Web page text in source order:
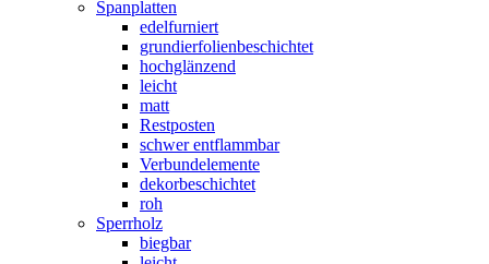
Spanplatten
edelfurniert
grundierfolienbeschichtet
hochglänzend
leicht
matt
Restposten
schwer entflammbar
Verbundelemente
dekorbeschichtet
roh
Sperrholz
biegbar